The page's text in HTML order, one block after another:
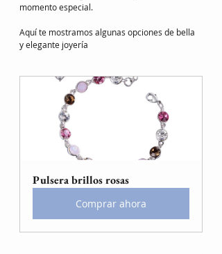
momento especial.
Aquí te mostramos algunas opciones de bella
y elegante joyería
Pulsera brillos rosas
Comprar ahora